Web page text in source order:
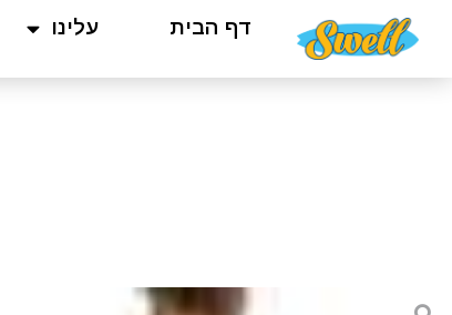
דף הבית עלינו